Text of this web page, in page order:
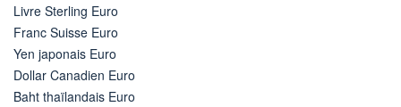
Livre Sterling Euro
Franc Suisse Euro
Yen japonais Euro
Dollar Canadien Euro
Baht thaïlandais Euro